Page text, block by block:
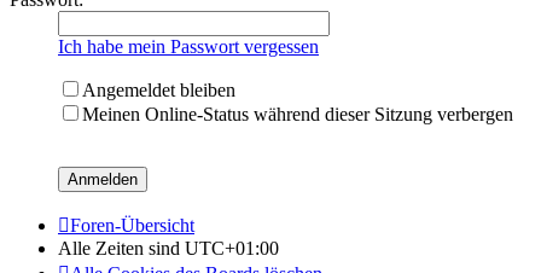
Ich habe mein Passwort vergessen
Angemeldet bleiben
Meinen Online-Status während dieser Sitzung verbergen
Foren-Übersicht
Alle Zeiten sind UTC+01:00